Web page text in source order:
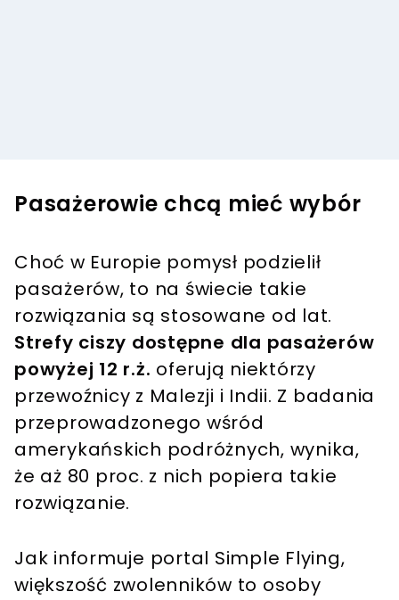
Pasażerowie chcą mieć wybór
Choć w Europie pomysł podzielił
pasażerów, to na świecie takie
rozwiązania są stosowane od lat.
Strefy ciszy dostępne dla pasażerów
powyżej 12 r.ż. oferują niektórzy
przewoźnicy z Malezji i Indii. Z badania
przeprowadzonego wśród
amerykańskich podróżnych, wynika,
że aż 80 proc. z nich popiera takie
rozwiązanie.
Jak informuje portal Simple Flying,
większość zwolenników to osoby